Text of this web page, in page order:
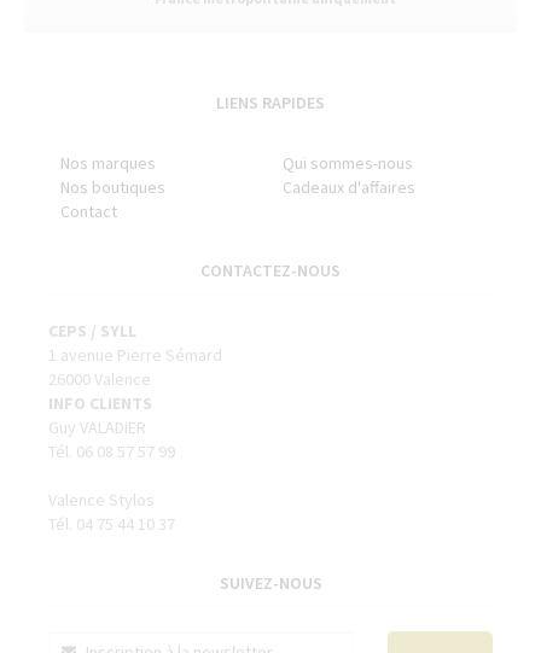
LIENS RAPIDES
Nos marques
Qui sommes-nous
Nos boutiques
Cadeaux d'affaires
Contact
CONTACTEZ-NOUS
CEPS / SYLL
1 avenue Pierre Sémard
26000 Valence
INFO CLIENTS
Guy VALADIER
Tél. 06 08 57 57 99
Valence Stylos
Tél. 04 75 44 10 37
SUIVEZ-NOUS